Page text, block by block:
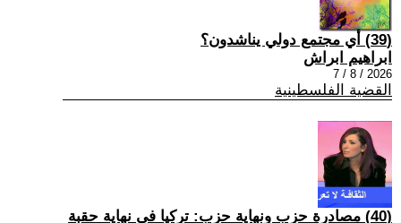
(39) أي مجتمع دولي يناشدون؟
ابراهيم ابراش
2026 / 8 / 7
القضية الفلسطينية
(40) مصادرة حزب ونهاية حزب: تركيا في نهاية حقبة